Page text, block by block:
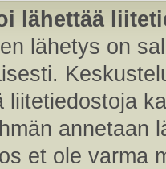
lähettää
lähetys on
liitetiedostoja
annetaan
et ole varma